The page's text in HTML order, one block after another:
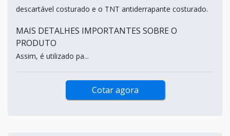
descartável costurado e o TNT antiderrapante costurado.
MAIS DETALHES IMPORTANTES SOBRE O
PRODUTO
Assim, é utilizado pa...
Cotar agora